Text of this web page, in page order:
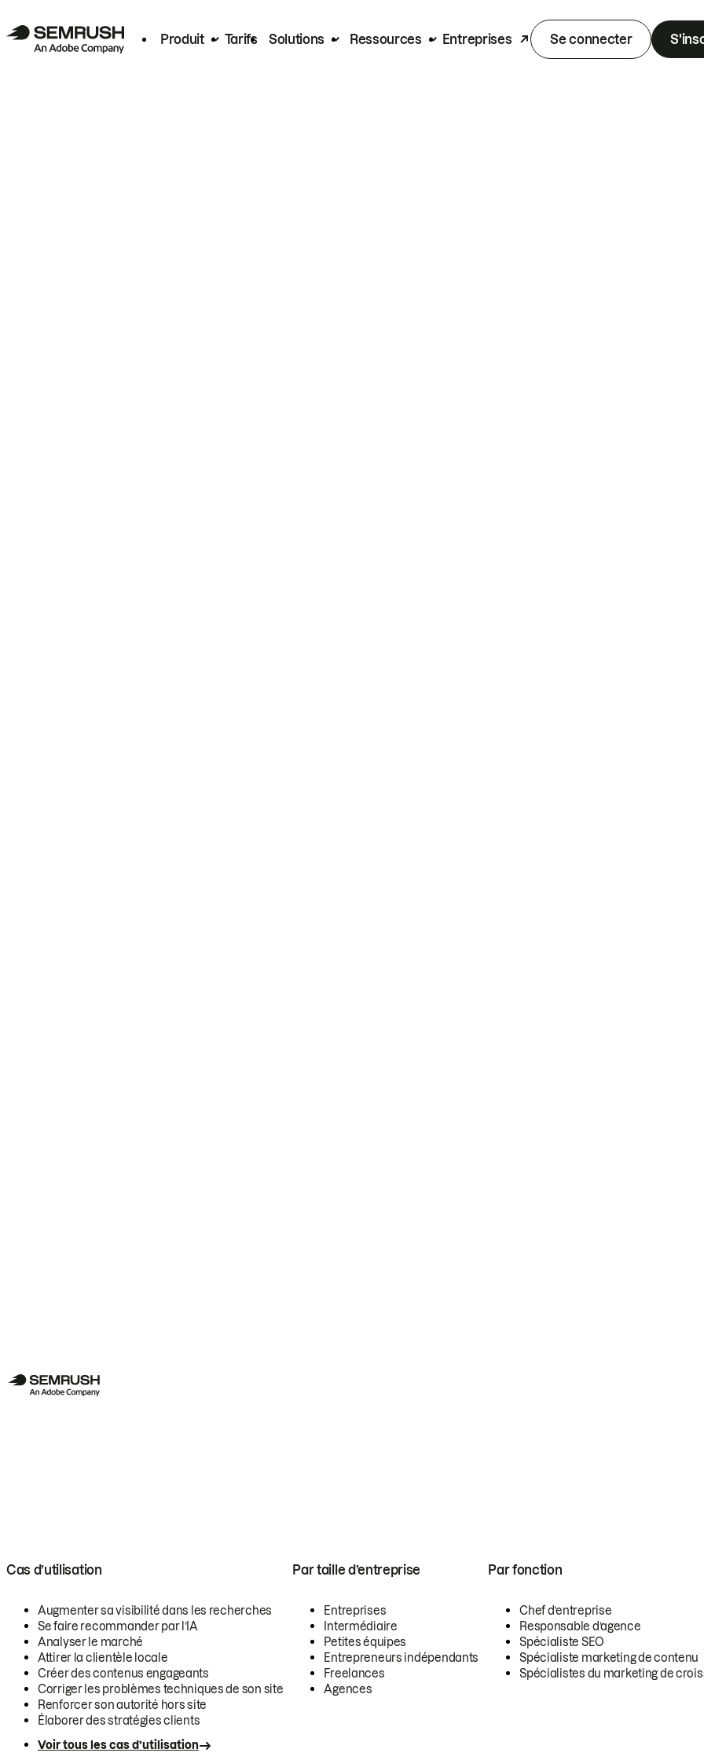
Produit Tarifs Solutions Ressources Entreprises Se connecter
Cas d’utilisation
Augmenter sa visibilité dans les recherches
Se faire recommander par l’IA
Analyser le marché
Attirer la clientèle locale
Créer des contenus engageants
Corriger les problèmes techniques de son site
Renforcer son autorité hors site
Élaborer des stratégies clients
Voir tous les cas d’utilisation
Par taille d’entreprise
Entreprises
Intermédiaire
Petites équipes
Entrepreneurs indépendants
Freelances
Agences
Par fonction
Chef d’entreprise
Responsable d’agence
Spécialiste SEO
Spécialiste marketing de contenu
Spécialistes du marketing de